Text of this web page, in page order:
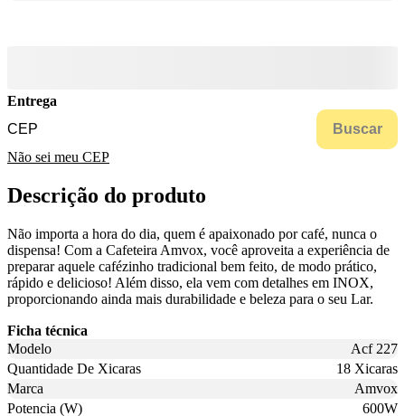
Entrega
Buscar
Não sei meu CEP
Descrição do produto
Não importa a hora do dia, quem é apaixonado por café, nunca o
dispensa! Com a Cafeteira Amvox, você aproveita a experiência de
preparar aquele cafézinho tradicional bem feito, de modo prático,
rápido e delicioso! Além disso, ela vem com detalhes em INOX,
proporcionando ainda mais durabilidade e beleza para o seu Lar.
Ficha técnica
Modelo
Acf 227
Quantidade De Xicaras
18 Xicaras
Marca
Amvox
Potencia (W)
600W